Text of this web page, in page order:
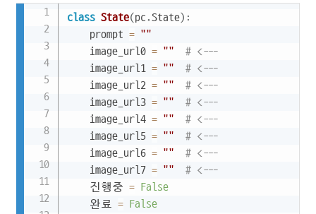
class State(pc.State) :
    prompt
= ""
    image_url0
= ""
# <---
    image_url1
= ""
# <---
    image_url2
= ""
# <---
    image_url3
= ""
# <---
    image_url4
= ""
# <---
    image_url5
= ""
# <---
    image_url6
= ""
# <---
    image_url7
= ""
# <---
    진행중
= False
    완료
= False